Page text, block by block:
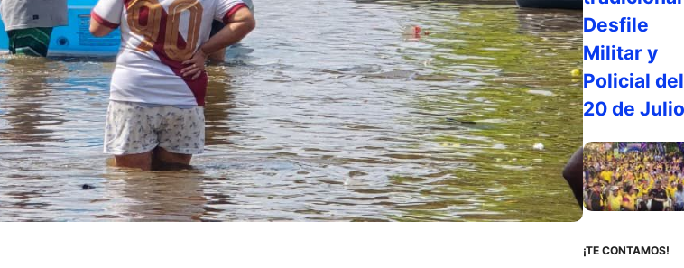
Desfile
Militar y
Policial del
20 de Julio
¡TE CONTAMOS!